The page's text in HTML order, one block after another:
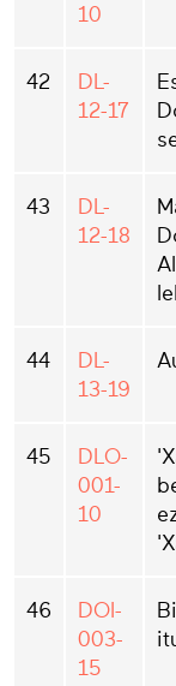
10
42
DL-
12-17
43
DL-
12-18
44
DL-
13-19
45
DLO-
001-
10
46
DOI-
003-
15